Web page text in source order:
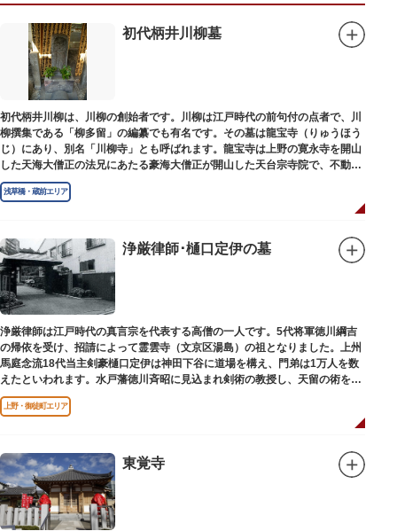
初代柄井川柳墓
初代柄井川柳は、川柳の創始者です。川柳は江戸時代の前句付の点者で、川
柳撰集である「柳多留」の編纂でも有名です。その墓は龍宝寺（りゅうほう
じ）にあり、別名「川柳寺」とも呼ばれます。龍宝寺は上野の寛永寺を開山
した天海大僧正の法兄にあたる豪海大僧正が開山した天台宗寺院で、不動明
王の梵字を刻んだ板碑が境内に残っています。
浅草橋・蔵前エリア
浄厳律師･樋口定伊の墓
浄厳律師は江戸時代の真言宗を代表する高僧の一人です。5代将軍徳川綱吉
の帰依を受け、招請によって霊雲寺（文京区湯島）の祖となりました。上州
馬庭念流18代当主剣豪樋口定伊は神田下谷に道場を構え、門弟は1万人を数
えたといわれます。水戸藩徳川斉昭に見込まれ剣術の教授し、天留の術を創
案しました。お墓は妙極院（みょうごくいん）にあります。
上野・御徒町エリア
東覚寺